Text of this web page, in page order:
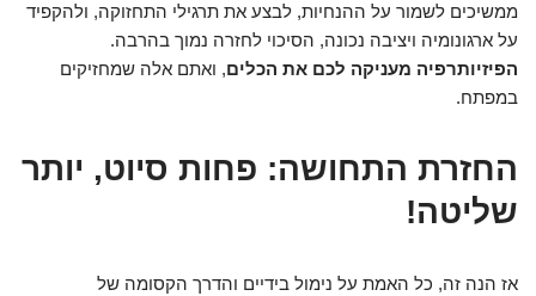
ממשיכים לשמור על ההנחיות, לבצע את תרגילי התחזוקה, ולהקפיד
על ארגונומיה ויציבה נכונה, הסיכוי לחזרה נמוך בהרבה.
הפיזיותרפיה מעניקה לכם את הכלים, ואתם אלה שמחזיקים
במפתח.
החזרת התחושה: פחות סיוט, יותר
שליטה!
אז הנה זה, כל האמת על נימול בידיים והדרך הקסומה של